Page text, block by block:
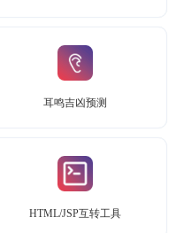
耳鸣吉凶预测
HTML/JSP互转工具